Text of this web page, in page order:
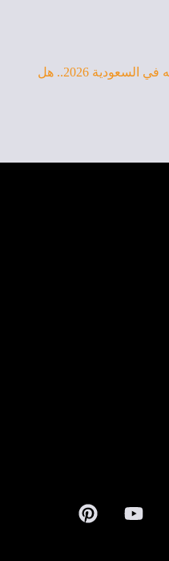
عيوب فريزر عمودي دانسات ومميزاته في السعودية 2026.. هل